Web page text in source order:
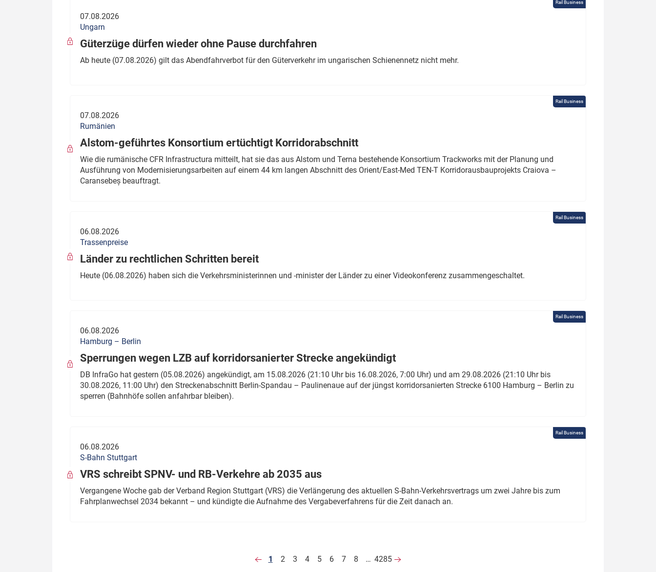
Rail Business
07.08.2026
Ungarn
Güterzüge dürfen wieder ohne Pause durchfahren
Ab heute (07.08.2026) gilt das Abendfahrverbot für den Güterverkehr im ungarischen Schienennetz nicht mehr.
Rail Business
07.08.2026
Rumänien
Alstom-geführtes Konsortium ertüchtigt Korridorabschnitt
Wie die rumänische CFR Infrastructura mitteilt, hat sie das aus Alstom und Terna bestehende Konsortium Trackworks mit der Planung und
Ausführung von Modernisierungsarbeiten auf einem 44 km langen Abschnitt des Orient/East-Med TEN-T Korridorausbauprojekts Craiova –
Caransebeș beauftragt.
Rail Business
06.08.2026
Trassenpreise
Länder zu rechtlichen Schritten bereit
Heute (06.08.2026) haben sich die Verkehrsministerinnen und -minister der Länder zu einer Videokonferenz zusammengeschaltet.
Rail Business
06.08.2026
Hamburg – Berlin
Sperrungen wegen LZB auf korridorsanierter Strecke angekündigt
DB InfraGo hat gestern (05.08.2026) angekündigt, am 15.08.2026 (21:10 Uhr bis 16.08.2026, 7:00 Uhr) und am 29.08.2026 (21:10 Uhr bis
30.08.2026, 11:00 Uhr) den Streckenabschnitt Berlin-Spandau – Paulinenaue auf der jüngst korridorsanierten Strecke 6100 Hamburg – Berlin zu
sperren (Bahnhöfe sollen anfahrbar bleiben).
Rail Business
06.08.2026
S-Bahn Stuttgart
VRS schreibt SPNV- und RB-Verkehre ab 2035 aus
Vergangene Woche gab der Verband Region Stuttgart (VRS) die Verlängerung des aktuellen S-Bahn-Verkehrsvertrags um zwei Jahre bis zum
Fahrplanwechsel 2034 bekannt – und kündigte die Aufnahme des Vergabeverfahrens für die Zeit danach an.
1 2 3 4 5 6 7 8 … 4285